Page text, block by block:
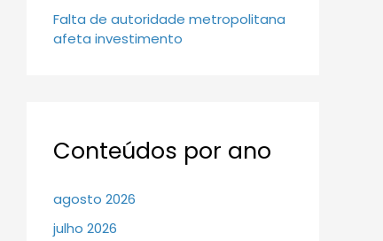
Falta de autoridade metropolitana
afeta investimento
Conteúdos por ano
agosto 2026
julho 2026